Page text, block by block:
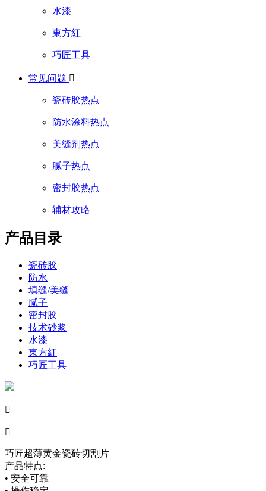
水漆
東方紅
巧匠工具
常见问题 
瓷砖胶热点
防水涂料热点
美缝剂热点
腻子热点
密封胶热点
辅材攻略
产品目录
瓷砖胶
防水
填缝/美缝
腻子
密封胶
技术砂浆
水漆
東方紅
巧匠工具


巧匠超薄黄金瓷砖切割片
产品特点:
• 安全可靠